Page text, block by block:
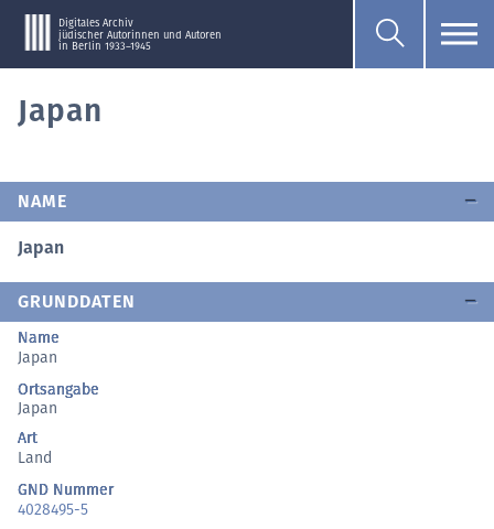
Digitales Archiv
jüdischer Autorinnen und Autoren
in Berlin 1933–1945
Japan
NAME
Japan
GRUNDDATEN
Name
Japan
Ortsangabe
Japan
Art
Land
GND Nummer
4028495-5